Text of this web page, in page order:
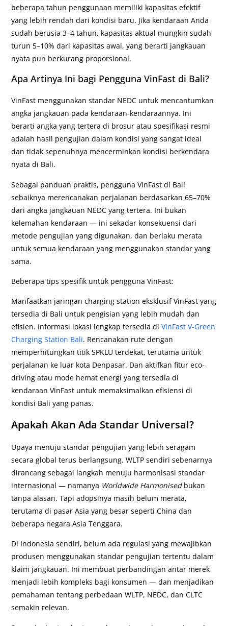
beberapa tahun penggunaan memiliki kapasitas efektif
yang lebih rendah dari kondisi baru. Jika kendaraan Anda
sudah berusia 3–4 tahun, kapasitas aktual mungkin sudah
turun 5–10% dari kapasitas awal, yang berarti jangkauan
nyata pun berkurang proporsional.
Apa Artinya Ini bagi Pengguna VinFast di Bali?
VinFast menggunakan standar NEDC untuk mencantumkan
angka jangkauan pada kendaraan-kendaraannya. Ini
berarti angka yang tertera di brosur atau spesifikasi resmi
adalah hasil pengujian dalam kondisi yang sangat ideal
dan tidak sepenuhnya mencerminkan kondisi berkendara
nyata di Bali.
Sebagai panduan praktis, pengguna VinFast di Bali
sebaiknya merencanakan perjalanan berdasarkan 65–70%
dari angka jangkauan NEDC yang tertera. Ini bukan
kelemahan kendaraan — ini sekadar konsekuensi dari
metode pengujian yang digunakan, dan berlaku merata
untuk semua kendaraan yang menggunakan standar yang
sama.
Beberapa tips spesifik untuk pengguna VinFast:
Manfaatkan jaringan charging station eksklusif VinFast yang
tersedia di Bali untuk pengisian yang lebih mudah dan
efisien. Informasi lokasi lengkap tersedia diVinFast V-Green
Charging Station Bali. Rencanakan rute dengan
memperhitungkan titik SPKLU terdekat, terutama untuk
perjalanan ke luar kota Denpasar. Dan aktifkan fitur eco-
driving atau mode hemat energi yang tersedia di
kendaraan VinFast untuk memaksimalkan efisiensi di
kondisi Bali yang panas.
Apakah Akan Ada Standar Universal?
Upaya menuju standar pengujian yang lebih seragam
secara global terus berlangsung. WLTP sendiri sebenarnya
dirancang sebagai langkah menuju harmonisasi standar
internasional — namanya Worldwide Harmonisedbukan
tanpa alasan. Tapi adopsinya masih belum merata,
terutama di pasar Asia yang besar seperti China dan
beberapa negara Asia Tenggara.
Di Indonesia sendiri, belum ada regulasi yang mewajibkan
produsen menggunakan standar pengujian tertentu dalam
klaim jangkauan. Ini membuat perbandingan antar merek
menjadi lebih kompleks bagi konsumen — dan menjadikan
pemahaman tentang perbedaan WLTP, NEDC, dan CLTC
semakin relevan.